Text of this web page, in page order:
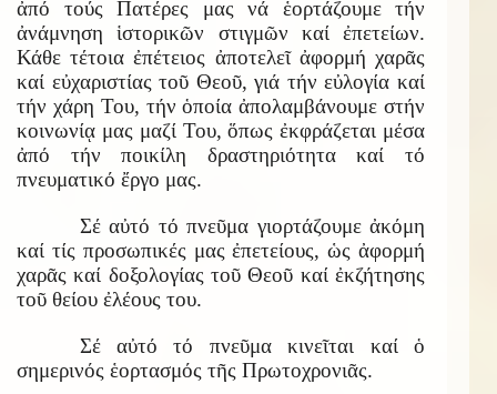
ἀπό τούς Πατέρες μας νά ἑορτάζουμε τήν
ἀνάμνηση ἱστορικῶν στιγμῶν καί ἐπετείων.
Κάθε τέτοια ἐπέτειος ἀποτελεῖ ἀφορμή χαρᾶς
καί εὐχαριστίας τοῦ Θεοῦ, γιά τήν εὐλογία καί
τήν χάρη Του, τήν ὁποία ἀπολαμβάνουμε στήν
κοινωνίᾳ μας μαζί Του, ὅπως ἐκφράζεται μέσα
ἀπό τήν ποικίλη δραστηριότητα καί τό
πνευματικό ἔργο μας.
Σέ αὐτό τό πνεῦμα γιορτάζουμε ἀκόμη
καί τίς προσωπικές μας ἐπετείους, ὡς ἀφορμή
χαρᾶς καί δοξολογίας τοῦ Θεοῦ καί ἐκζήτησης
τοῦ θείου ἐλέους του.
Σέ αὐτό τό πνεῦμα κινεῖται καί ὁ
σημερινός ἑορτασμός τῆς Πρωτοχρονιᾶς.